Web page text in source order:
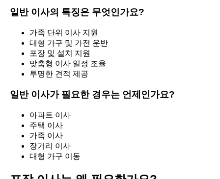
일반 이사의 특징은 무엇인가요?
가족 단위 이사 지원
대형 가구 및 가전 운반
포장 및 설치 지원
맞춤형 이사 일정 조율
투명한 견적 제공
일반 이사가 필요한 경우는 언제인가요?
아파트 이사
주택 이사
가족 이사
장거리 이사
대형 가구 이동